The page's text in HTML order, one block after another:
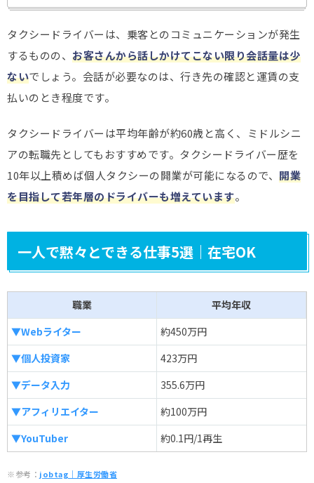
タクシードライバーは、乗客とのコミュニケーションが発生
するものの、 お客さんから話しかけてこない限り会話量は少
ないでしょう。会話が必要なのは、行き先の確認と運賃の支
払いのとき程度です。
タクシードライバーは平均年齢が約60歳と高く、ミドルシニ
アの転職先としてもおすすめです。タクシードライバー歴を
10年以上積めば個人タクシーの開業が可能になるので、 開業
を目指して若年層のドライバーも増えています。
一人で黙々とできる仕事5選｜在宅OK
職業
平均年収
▼Webライター
約450万円
▼個人投資家
423万円
▼データ入力
355.6万円
▼アフィリエイター
約100万円
▼YouTuber
約0.1円/1再生
※参考： jobtag｜厚生労働省